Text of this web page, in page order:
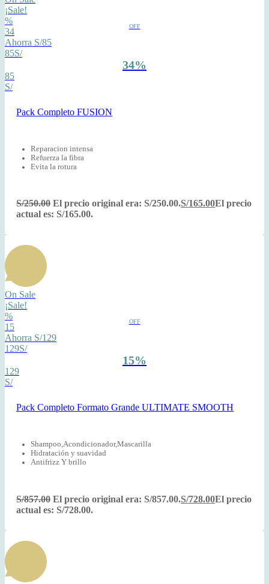
¡Sale!
%
OFF
34
Ahorra S/85
85S/
34%
85
S/
Pack Completo FUSION
Reparacion intensa
Refuerza la fibra
Evita la rotura
S/250.00 El precio original era: S/250.00.S/165.00El precio
actual es: S/165.00.
On Sale
¡Sale!
%
OFF
15
Ahorra S/129
129S/
15%
129
S/
Pack Completo Formato Grande ULTIMATE SMOOTH
Shampoo,Acondicionador,Mascarilla
Hidratación y suavidad
Antifrizz Y brillo
S/857.00 El precio original era: S/857.00.S/728.00El precio
actual es: S/728.00.